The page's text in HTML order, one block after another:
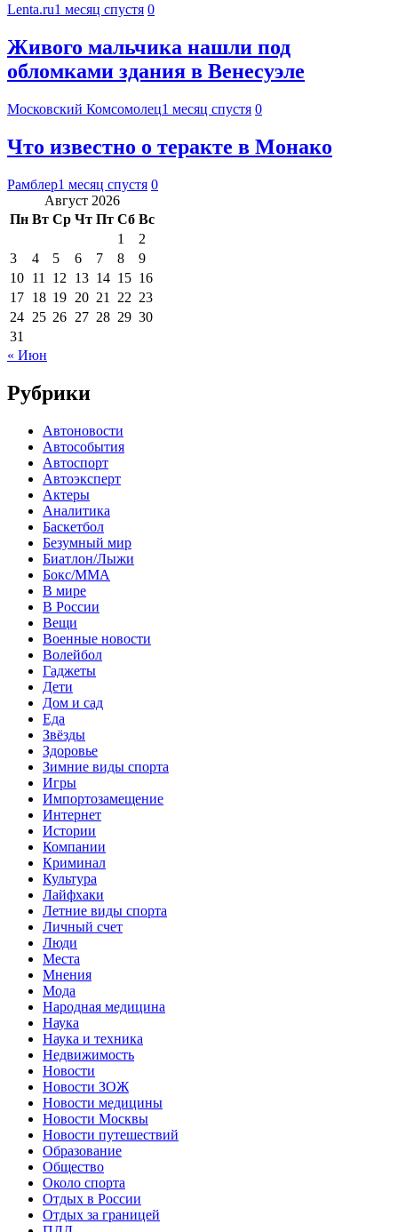
Lenta.ru1 месяц спустя 0
Живого мальчика нашли под
обломками здания в Венесуэле
Московский Комсомолец1 месяц спустя 0
Что известно о теракте в Монако
Рамблер1 месяц спустя 0
Август 2026
Пн Вт Ср Чт Пт Сб Вс
1
2
3
4 5 6 7 8
9
10 11 12 13 14 15 16
17 18 19 20 21 22 23
24 25 26 27 28 29 30
31
« Июн
Рубрики
Автоновости
Автособытия
Автоспорт
Автоэксперт
Актеры
Аналитика
Баскетбол
Безумный мир
Биатлон/Лыжи
Бокс/MMA
В мире
В России
Вещи
Военные новости
Волейбол
Гаджеты
Дети
Дом и сад
Еда
Звёзды
Здоровье
Зимние виды спорта
Игры
Импортозамещение
Интернет
Истории
Компании
Криминал
Культура
Лайфхаки
Летние виды спорта
Личный счет
Люди
Места
Мнения
Мода
Народная медицина
Наука
Наука и техника
Недвижимость
Новости
Новости ЗОЖ
Новости медицины
Новости Москвы
Новости путешествий
Образование
Общество
Около спорта
Отдых в России
Отдых за границей